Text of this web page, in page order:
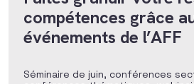
compétences grâce
événements de l’AFF
Séminaire de juin, conférences